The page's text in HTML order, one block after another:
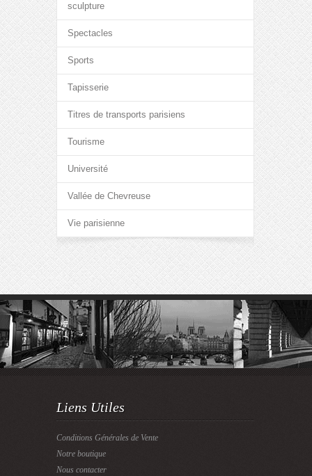
sculpture
Spectacles
Sports
Tapisserie
Titres de transports parisiens
Tourisme
Université
Vallée de Chevreuse
Vie parisienne
Liens Utiles
Conditions Générales de Vente
Notre boutique
Nous contacter